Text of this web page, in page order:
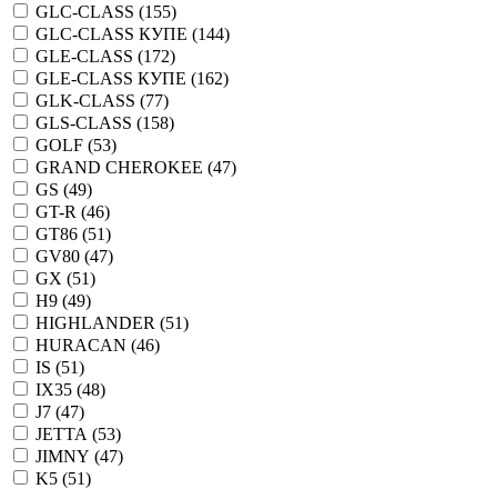
GLC-CLASS (155)
GLC-CLASS КУПЕ (144)
GLE-CLASS (172)
GLE-CLASS КУПЕ (162)
GLK-CLASS (77)
GLS-CLASS (158)
GOLF (53)
GRAND CHEROKEE (47)
GS (49)
GT-R (46)
GT86 (51)
GV80 (47)
GX (51)
H9 (49)
HIGHLANDER (51)
HURACAN (46)
IS (51)
IX35 (48)
J7 (47)
JETTA (53)
JIMNY (47)
K5 (51)